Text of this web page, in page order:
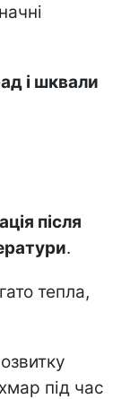
і шквали
після
.
тепла,
під час